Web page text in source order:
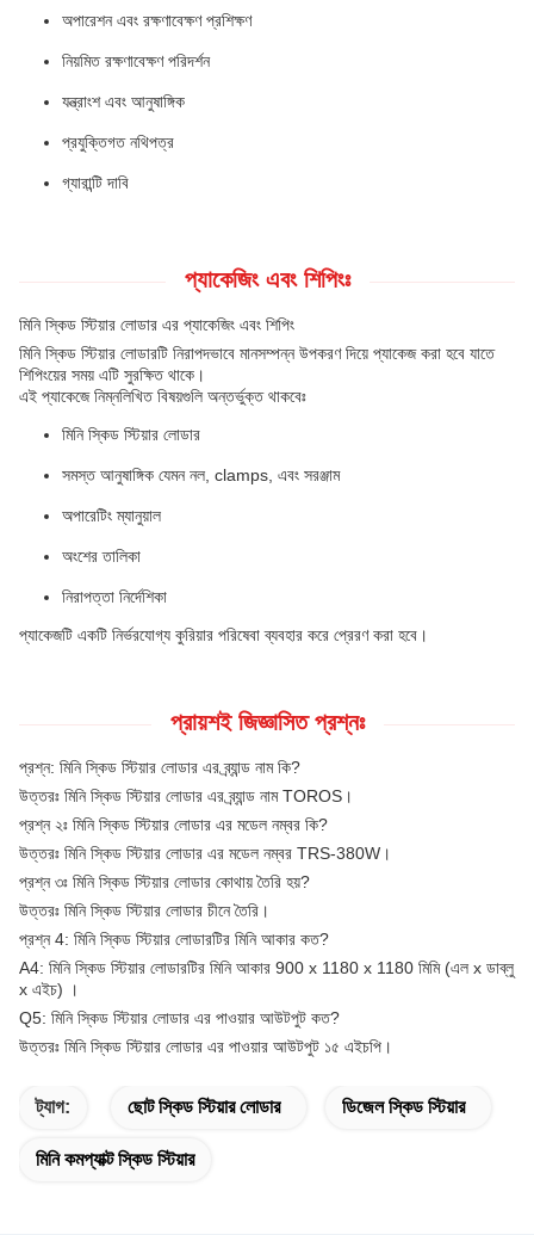
অপারেশন এবং রক্ষণাবেক্ষণ প্রশিক্ষণ
নিয়মিত রক্ষণাবেক্ষণ পরিদর্শন
যন্ত্রাংশ এবং আনুষাঙ্গিক
প্রযুক্তিগত নথিপত্র
গ্যারান্টি দাবি
প্যাকেজিং এবং শিপিংঃ
মিনি স্কিড স্টিয়ার লোডার এর প্যাকেজিং এবং শিপিং
মিনি স্কিড স্টিয়ার লোডারটি নিরাপদভাবে মানসম্পন্ন উপকরণ দিয়ে প্যাকেজ করা হবে যাতে
শিপিংয়ের সময় এটি সুরক্ষিত থাকে।
এই প্যাকেজে নিম্নলিখিত বিষয়গুলি অন্তর্ভুক্ত থাকবেঃ
মিনি স্কিড স্টিয়ার লোডার
সমস্ত আনুষাঙ্গিক যেমন নল, clamps, এবং সরঞ্জাম
অপারেটিং ম্যানুয়াল
অংশের তালিকা
নিরাপত্তা নির্দেশিকা
প্যাকেজটি একটি নির্ভরযোগ্য কুরিয়ার পরিষেবা ব্যবহার করে প্রেরণ করা হবে।
প্রায়শই জিজ্ঞাসিত প্রশ্নঃ
প্রশ্ন: মিনি স্কিড স্টিয়ার লোডার এর ব্র্যান্ড নাম কি?
উত্তরঃ মিনি স্কিড স্টিয়ার লোডার এর ব্র্যান্ড নাম TOROS।
প্রশ্ন ২ঃ মিনি স্কিড স্টিয়ার লোডার এর মডেল নম্বর কি?
উত্তরঃ মিনি স্কিড স্টিয়ার লোডার এর মডেল নম্বর TRS-380W।
প্রশ্ন ৩ঃ মিনি স্কিড স্টিয়ার লোডার কোথায় তৈরি হয়?
উত্তরঃ মিনি স্কিড স্টিয়ার লোডার চীনে তৈরি।
প্রশ্ন 4: মিনি স্কিড স্টিয়ার লোডারটির মিনি আকার কত?
A4: মিনি স্কিড স্টিয়ার লোডারটির মিনি আকার 900 x 1180 x 1180 মিমি (এল x ডাব্লু
x এইচ) ।
Q5: মিনি স্কিড স্টিয়ার লোডার এর পাওয়ার আউটপুট কত?
উত্তরঃ মিনি স্কিড স্টিয়ার লোডার এর পাওয়ার আউটপুট ১৫ এইচপি।
ট্যাগ: ছোট স্কিড স্টিয়ার লোডার ডিজেল স্কিড স্টিয়ার
মিনি কমপ্যাক্ট স্কিড স্টিয়ার